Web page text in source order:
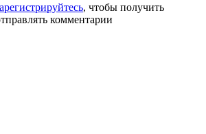
, чтобы получить
комментарии